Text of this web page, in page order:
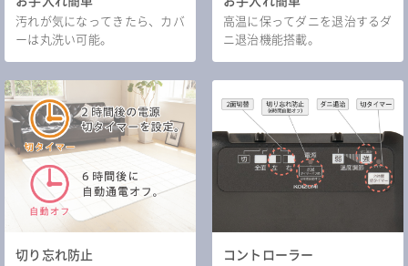
汚れが気になってきたら、カバ
ーは丸洗い可能。
高温に保ってダニを退治するダ
ニ退治機能搭載。
切り忘れ防止 コントローラー